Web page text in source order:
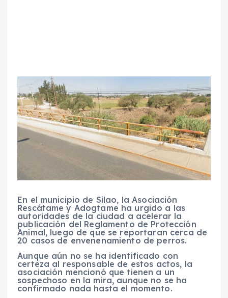
En el municipio de Silao, la Asociación
Rescátame y Adogtame ha urgido a las
autoridades de la ciudad a acelerar la
publicación del Reglamento de Protección
Animal, luego de que se reportaran cerca de
20 casos de envenenamiento de perros.
Aunque aún no se ha identificado con
certeza al responsable de estos actos, la
asociación mencionó que tienen a un
sospechoso en la mira, aunque no se ha
confirmado nada hasta el momento.